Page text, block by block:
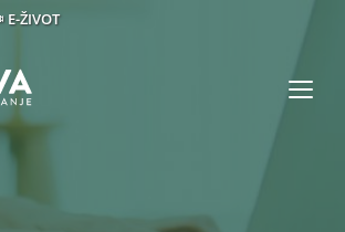
E-ŽIVOT